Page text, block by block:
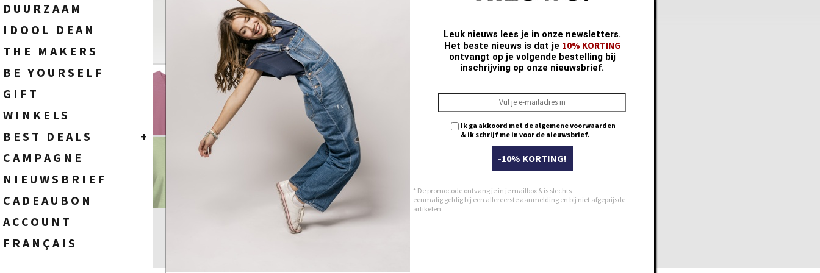
WIDE FIT - HIGH WAIST
FLARE FIT - HIGH WAIST
STRAIGHT FIT - HIGH WAIST
SLIM FIT - HIGH WAIST
SKINNY FIT - HIGH WAIST
SOKKEN
HEREN
DAMES
DUURZAAM
IDOOL DEAN
THE MAKERS
BE YOURSELF
GIFT
WINKELS
BEST DEALS
+
HEREN
DAMES
CAMPAGNE
NIEUWSBRIEF
CADEAUBON
ACCOUNT
FRANÇAIS
Leuk nieuws lees je in onze newsletters.
Het beste nieuws is dat je 10% KORTING
ontvangt op je volgende bestelling bij
inschrijving op onze nieuwsbrief.
Ik ga akkoord met de algemene voorwaarden
& ik schrijf me in voor de nieuwsbrief.
-10% KORTING!
* De promocode ontvang je in je mailbox & is slechts
eenmalig geldig bij een allereerste aanmelding en bij niet afgeprijsde
artikelen.